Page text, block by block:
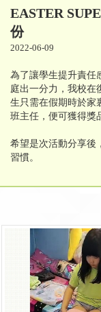
EASTER
份
2022-06-09
為了讓學生提升責任
庭出一分力，我校在
生只需在假期時於家
班主任，便可獲得獎
希望是次活動分享後
習慣。